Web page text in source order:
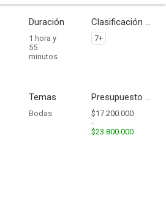
Duración
1 hora y
55
minutos
Clasificación por edades
7+
Temas
Bodas
Presupuesto - Ingresos
$17.200.000
-
$23.800.000